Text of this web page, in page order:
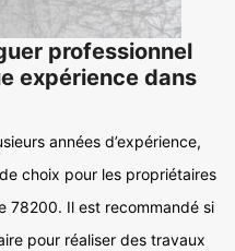
professionnel
expérience dans
années d’expérience,
choix pour les propriétaires
78200. Il est recommandé si
pour réaliser des travaux